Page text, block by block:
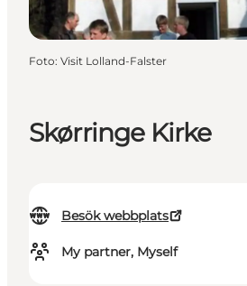
Skørringe Kirke
Besök webbplats
My partner, Myself
Foto: Visit Lolland-Falster